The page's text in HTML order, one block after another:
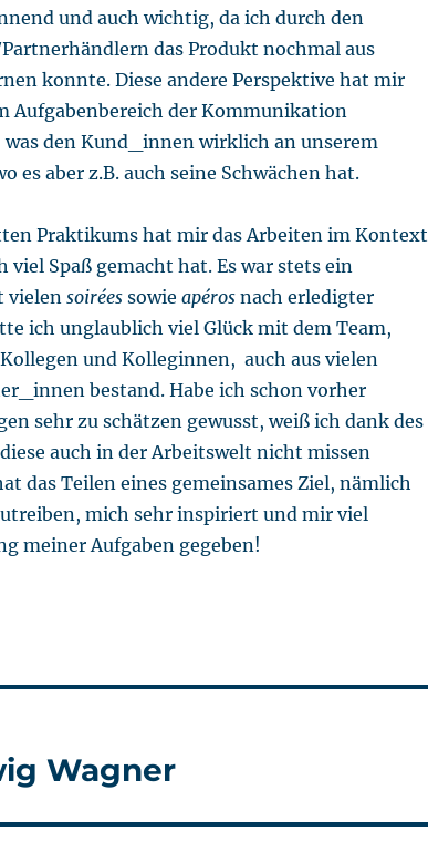
und auch wichtig, da ich durch den
das Produkt nochmal aus
konnte. Diese andere Perspektive hat mir
Aufgabenbereich der Kommunikation
was den Kund_innen wirklich an unserem
es aber z.B. auch seine Schwächen hat.
Praktikums hat mir das Arbeiten im Kontext
viel Spaß gemacht hat. Es war stets ein
vielensoirées sowie apérosnach erledigter
ich unglaublich viel Glück mit dem Team,
und Kolleginnen, auch aus vielen
bestand. Habe ich schon vorher
sehr zu schätzen gewusst, weiß ich dank des
auch in der Arbeitswelt nicht missen
das Teilen eines gemeinsames Ziel, nämlich
mich sehr inspiriert und mir viel
meiner Aufgaben gegeben!
Wagner